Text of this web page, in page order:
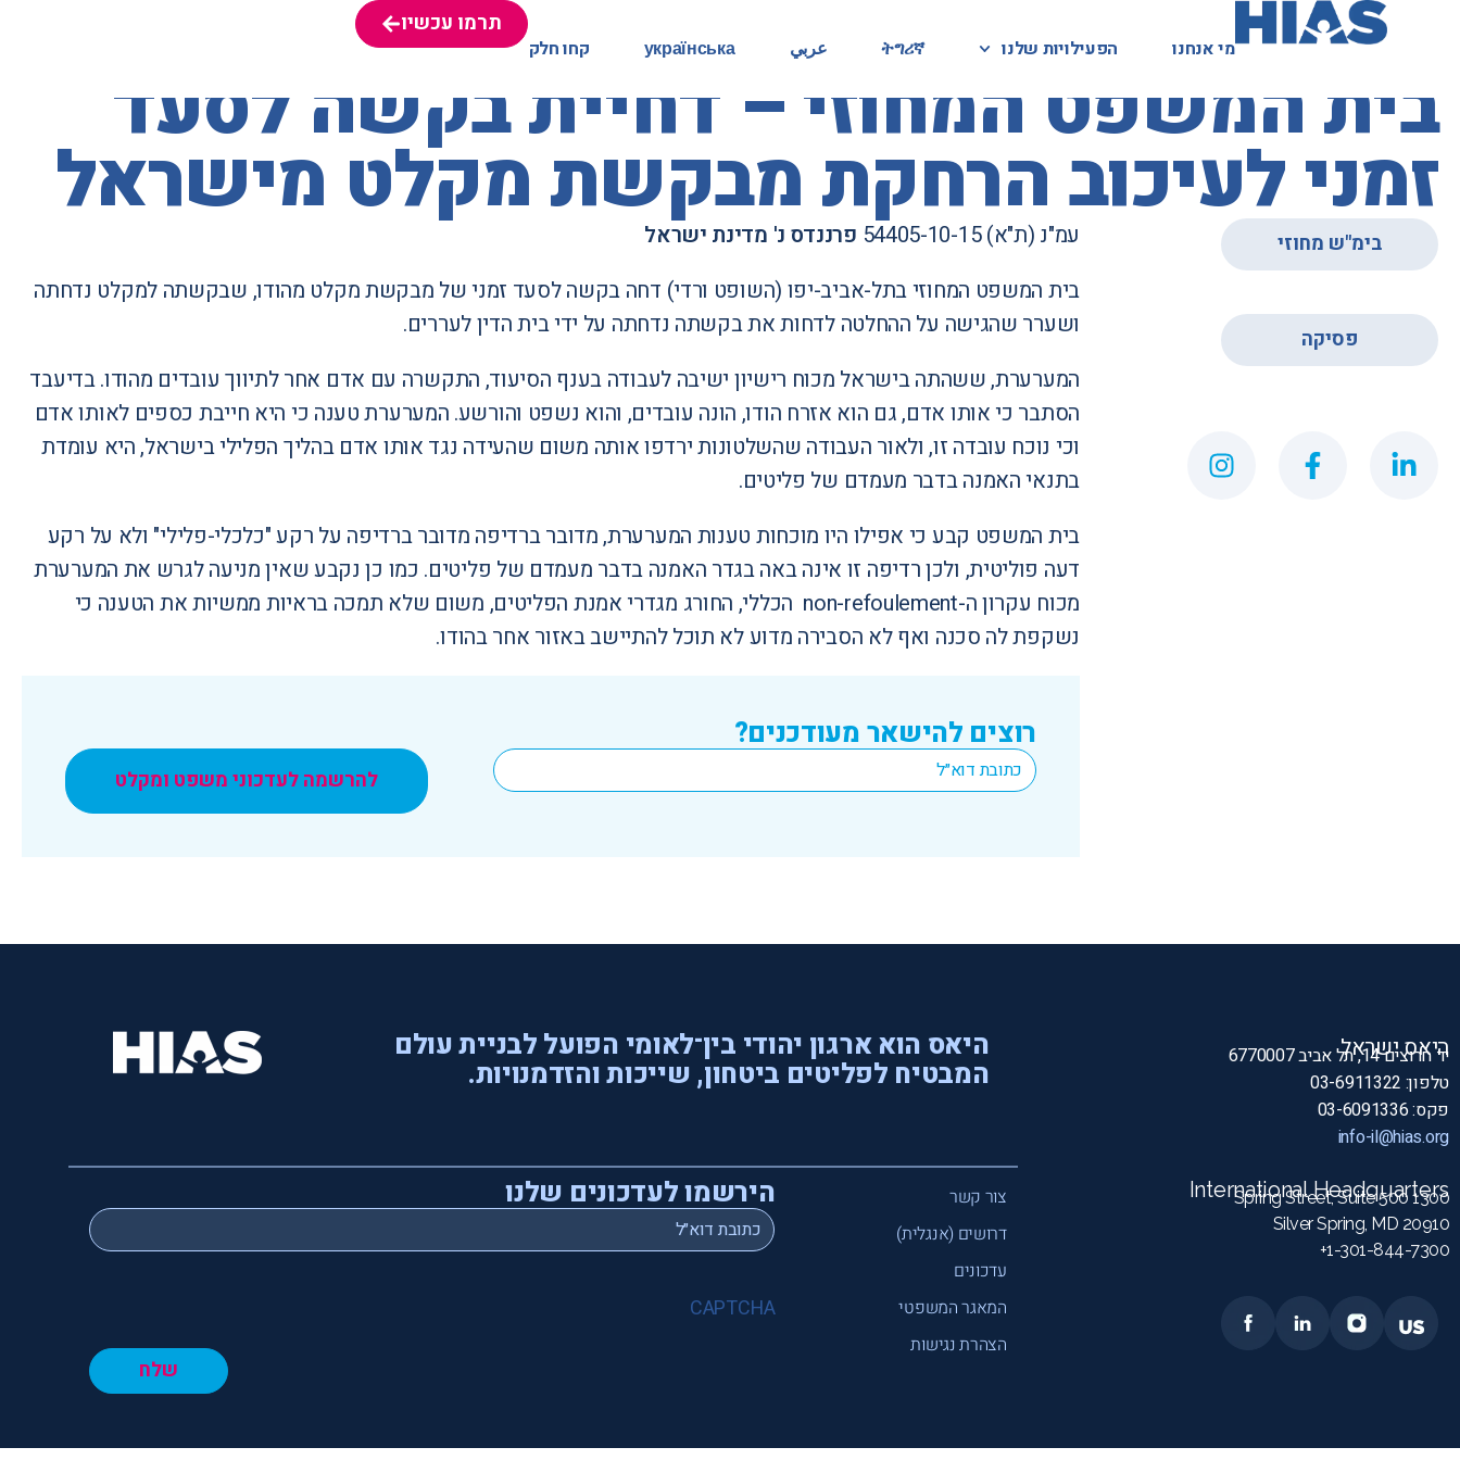
מי אנחנו הפעילויות שלנו ትግሪኛ عربي українська קחו חלק
תרמו עכשיו
מי אנחנו הפעילויות שלנו ትግሪኛ عربي українська קחו חלק
תרמו עכשיו
המאגר המשפטי
בית המשפט המחוזי – דחיית בקשה לסעד
זמני לעיכוב הרחקת מבקשת מקלט מישראל
בימ"ש מחוזי
פסיקה
עמ"נ (ת"א) 54405-10-15
פרננדס נ' מדינת ישראל
בית המשפט המחוזי בתל-אביב-יפו (השופט ורדי) דחה בקשה לסעד זמני של מבקשת מקלט מהודו, שבקשתה למקלט נדחתה
ושערר שהגישה על ההחלטה לדחות את בקשתה נדחתה על ידי בית הדין לעררים.
המערערת, ששהתה בישראל מכוח רישיון ישיבה לעבודה בענף הסיעוד, התקשרה עם אדם אחר לתיווך עובדים מהודו. בדיעבד
הסתבר כי אותו אדם, גם הוא אזרח הודו, הונה עובדים, והוא נשפט והורשע. המערערת טענה כי היא חייבת כספים לאותו אדם
וכי נוכח עובדה זו, ולאור העבודה שהשלטונות ירדפו אותה משום שהעידה נגד אותו אדם בהליך הפלילי בישראל, היא עומדת
בתנאי האמנה בדבר מעמדם של פליטים.
בית המשפט קבע כי אפילו היו מוכחות טענות המערערת, מדובר ברדיפה מדובר ברדיפה על רקע "כלכלי-פלילי" ולא על רקע
דעה פוליטית, ולכן רדיפה זו אינה באה בגדר האמנה בדבר מעמדם של פליטים. כמו כן נקבע שאין מניעה לגרש את המערערת
מכוח עקרון ה-non-refoulement הכללי, החורג מגדרי אמנת הפליטים, משום שלא תמכה בראיות ממשיות את הטענה כי
נשקפת לה סכנה ואף לא הסבירה מדוע לא תוכל להתיישב באזור אחר בהודו.
רוצים להישאר מעודכנים?
Email
*
להרשמה לעדכוני משפט ומקלט
היאס ישראל
יד חרוצים 14, תל אביב 6770007
טלפון: 03-6911322
פקס: 03-6091336
info-il@hias.org
International Headquarters
1300 Spring Street, Suite 500
Silver Spring, MD 20910
1-301-844-7300+
היאס הוא ארגון יהודי בין־לאומי הפועל לבניית עולם
המבטיח לפליטים ביטחון, שייכות והזדמנויות.
צור קשר
דרושים (אנגלית)
עדכונים
המאגר המשפטי
הצהרת נגישות
הירשמו לעדכונים שלנו
Email
*
CAPTCHA
שלח